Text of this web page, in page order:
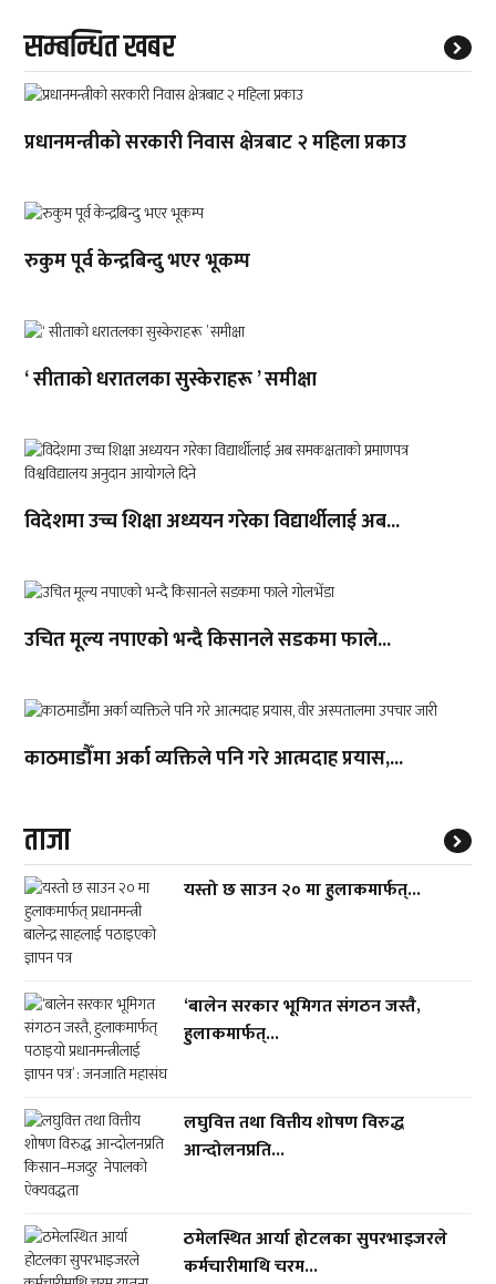
सम्बन्धित खबर
प्रधानमन्त्रीको सरकारी निवास क्षेत्रबाट २ महिला प्रकाउ
रुकुम पूर्व केन्द्रबिन्दु भएर भूकम्प
‘ सीताको धरातलका सुस्केराहरू ’ समीक्षा
विदेशमा उच्च शिक्षा अध्ययन गरेका विद्यार्थीलाई अब...
उचित मूल्य नपाएको भन्दै किसानले सडकमा फाले...
काठमाडौँमा अर्का व्यक्तिले पनि गरे आत्मदाह प्रयास,...
ताजा
यस्तो छ साउन २० मा हुलाकमार्फत्...
‘बालेन सरकार भूमिगत संगठन जस्तै,
हुलाकमार्फत्...
लघुवित्त तथा वित्तीय शोषण विरुद्ध
आन्दोलनप्रति...
ठमेलस्थित आर्या होटलका सुपरभाइजरले
कर्मचारीमाथि चरम...